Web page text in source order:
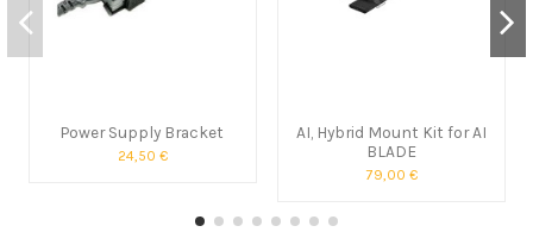
Power Supply Bracket
24,50 €
AI, Hybrid Mount Kit for AI
BLADE
79,00 €